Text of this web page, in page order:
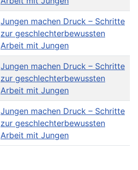
Jungen machen Druck – Schritte
zur geschlechterbewussten
Arbeit mit Jungen
Jungen machen Druck – Schritte
zur geschlechterbewussten
Arbeit mit Jungen
Jungen machen Druck – Schritte
zur geschlechterbewussten
Arbeit mit Jungen